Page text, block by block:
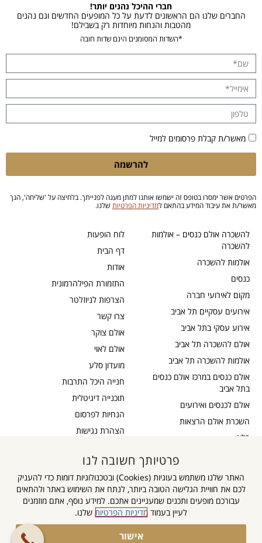
לוח הופעות
דף הבית
אודות
התזמורת הפילהרמונית
הצרפות לניוזלטר
צרו קשר
אולם צוקר
אולם לאוי
מועדון סלע
חנייה היכל התרבות
תוכנייה דיגיטלית
הנחיות לפרסום
הצהרת נגישות
אישור נגישות
מדיניות פרטיות
מפת אתר
להשכרה אולם כנסים – אולמות
להשכרה
אולמות להשכרה
כנסים
מקום לאירועי חברה
אירועים עסקיים תל אביב
אירוע עסקי בתל אביב
אולם להשכרה תל אביב
אולמות להשכרה תל אביב
אולם כנסים במרכז אולם כנסים
בתל אביב
אולם לכנסים ואירועים
השכרת אולם הרצאות
בלוג
חברי ההיכל נהנים יותר!
החברים שלנו הם הראשונים לדעת על כל המופעים החדשים וגם נהנים
מהטבות והנחות מיוחדות רק בשבילם!
*השדות המסומנים הינם שדות חובה
מאשר/ת קבלת פרסומים למייל
להרשמה
הפרטים אשר ימסרו בטופס זה ישמשו אותנו למתן מענה לפנייתך. בלחיצה על 'שליחה', הנך
מאשר/ת את עיבוד המידע בהתאם למדיניות הפרטיות שלנו.
פרטיותך חשובה לנו
האתר שלנו משתמש בעוגיות (Cookies) ובטכנולוגיות דומות כדי להעניק
לכם את חוויית הגלישה הטובה ביותר, לנתח את השימוש באתר ולהתאים
עבורכם מופעים ותכנים שמעניינים אתכם. למידע נוסף, אתם מוזמנים
לעיין בעמוד מדיניות הפרטיות שלנו.
אישור